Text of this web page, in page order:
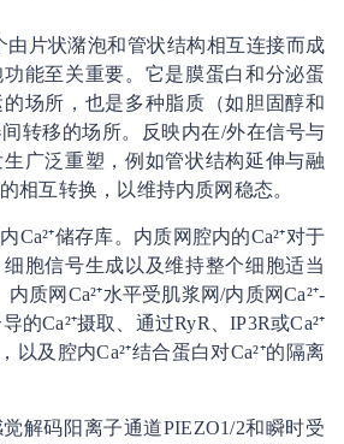
由片状潴泡和管状结构相互连接而成
能至关重要。它是膜蛋白和分泌蛋
场所，也是多种脂质（如胆固醇和
转移的场所。反映内在/外在信号与
广泛重塑，例如管状结构延伸与融
相互转换，以维持内质网稳态。
Ca²⁺储存库。内质网腔内的Ca²⁺对于
胞信号生成以及维持整个细胞适当
质网Ca²⁺水平受肌浆网/内质网Ca²⁺-
的Ca²⁺摄取、通过RyR、IP3R或Ca²⁺
以及腔内Ca²⁺结合蛋白对Ca²⁺的隔离
解码阳离子通道PIEZO1/2和瞬时受